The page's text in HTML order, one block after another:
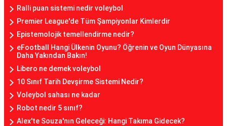
Ralli puan sistemi nedir voleybol
Premier League'de Tüm Şampiyonlar Kimlerdir
Epistemolojik temellendirme nedir?
eFootball Hangi Ülkenin Oyunu? Öğrenin ve Oyun Dünyasına
Daha Yakından Bakın!
Libero ne demek voleybol
10 Sınıf Tarih Devşirme Sistemi Nedir?
Voleybol sahası ne kadar
Robot nedir 5 sınıf?
Alex'te Souza'nın Geleceği: Hangi Takıma Gidecek?